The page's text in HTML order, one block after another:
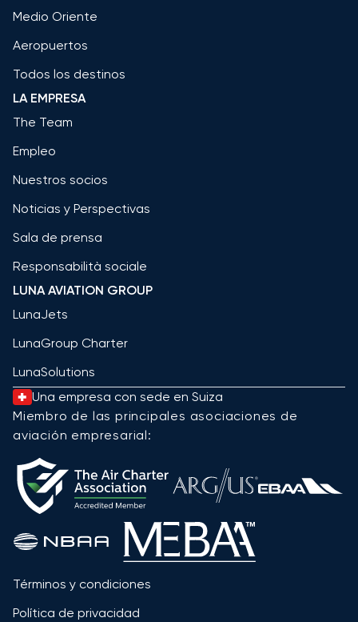
Medio Oriente
Aeropuertos
Todos los destinos
LA EMPRESA
The Team
Empleo
Nuestros socios
Noticias y Perspectivas
Sala de prensa
Responsabilità sociale
LUNA AVIATION GROUP
LunaJets
LunaGroup Charter
LunaSolutions
Una empresa con sede en Suiza
Miembro de las principales asociaciones de
aviación empresarial:
Términos y condiciones
Política de privacidad